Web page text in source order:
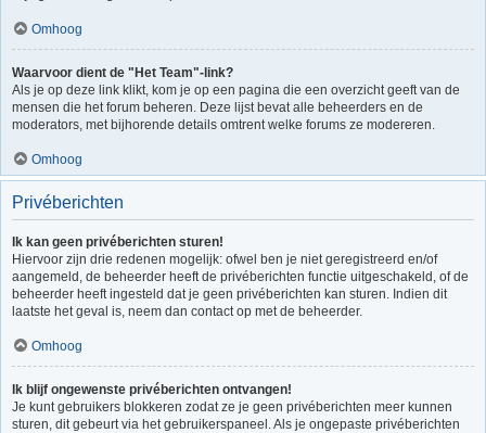
Omhoog
Waarvoor dient de "Het Team"-link?
Als je op deze link klikt, kom je op een pagina die een overzicht geeft van de
mensen die het forum beheren. Deze lijst bevat alle beheerders en de
moderators, met bijhorende details omtrent welke forums ze modereren.
Omhoog
Privéberichten
Ik kan geen privéberichten sturen!
Hiervoor zijn drie redenen mogelijk: ofwel ben je niet geregistreerd en/of
aangemeld, de beheerder heeft de privéberichten functie uitgeschakeld, of de
beheerder heeft ingesteld dat je geen privéberichten kan sturen. Indien dit
laatste het geval is, neem dan contact op met de beheerder.
Omhoog
Ik blijf ongewenste privéberichten ontvangen!
Je kunt gebruikers blokkeren zodat ze je geen privéberichten meer kunnen
sturen, dit gebeurt via het gebruikerspaneel. Als je ongepaste privéberichten